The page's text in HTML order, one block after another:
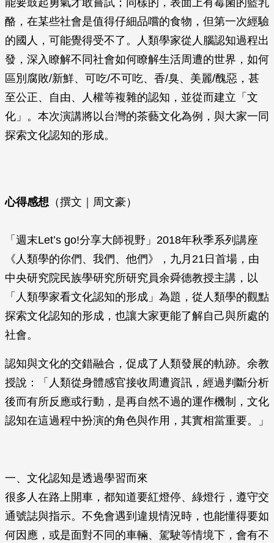
能要鼓起勇氣才敢嘗試；同樣的，表面上有霉菌的藍乳
酪，在某些社會是值得仔細品嚐的食物，但第一次經驗
的國人，可能覺得受不了。人類學家從人腦認知過程出
發，深入瞭解不同社會如何瞭解生活周遭的世界，如何
區別腐敗/新鮮、可吃/不可吃、香/臭、美麗/醜惡，甚
至公正、自由、人權等複雜的認知，並從而建立「文
化」。本次演講將以台灣的茶藝文化為例，與大家一同
探索文化認知的形成。
心得感想 （撰文｜周文豪）
「週末Let’s go!分享大師視野」2018年秋季系列講座
《人類學的你們、我們、他們》，九月21日首場，由
中央研究院民族學研究所研究員余舜德教授主講，以
「人類學家看文化認知的形成」為題，從人類學的觀點
探索文化認知的形成，也讓大家更能了解自己與所處的
社會。
認知與文化的交錯融合，促成了人類發展的軌跡。余教
授說：「人類從身體感官接收周遭資訊，經過判斷分析
後而有所反應或行動，是再自然不過的運作機制，文化
認知在這過程中扮演的角色與作用，其實相當重要。」
一、文化認知是透過學習而來
很多人在路上開車，都知道要紅燈停、綠燈行，遵守交
通號誌與指示。不免會遇到違規情況時，也能懂得要如
何因應，或是面對不同的車輛、駕駛等情境下，會有不